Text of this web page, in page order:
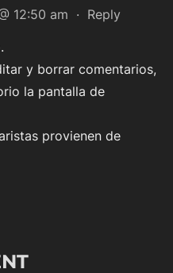
12:50 am · Reply
y borrar comentarios,
la pantalla de
provienen de